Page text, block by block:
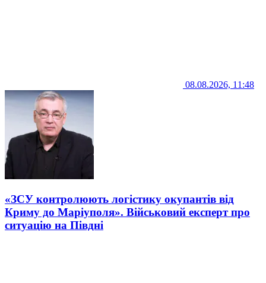
08.08.2026, 11:48
«ЗСУ контролюють логістику окупантів від
Криму до Маріуполя». Військовий експерт про
ситуацію на Півдні